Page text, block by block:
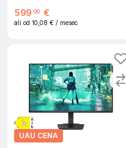
599 00 €
ali od 10,08 € / mesec
UAU CENA